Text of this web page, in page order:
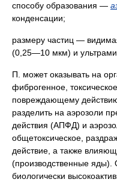
способу образования —
конденсации;
размеру частиц —
(0,25—10 мкм) и
П. может оказывать на
фиброгенное,
повреждающему
разделить на аэрозоли
действия (АПФД) и
общетоксическое,
действие, а также
(производственные яды).
биологически